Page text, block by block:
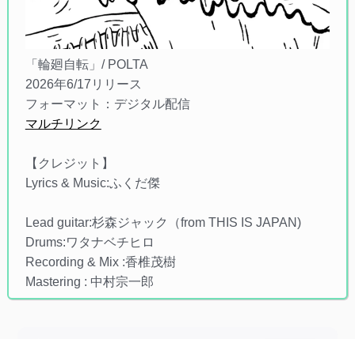
「輪廻自転」/ POLTA
2026年6/17リリース
フォーマット：デジタル配信
マルチリンク
【クレジット】
Lyrics & Music:ふくだ傑
Lead guitar:杉森ジャック（from THIS IS JAPAN)
Drums:ワタナベチヒロ
Recording & Mix :香椎茂樹
Mastering : 中村宗一郎